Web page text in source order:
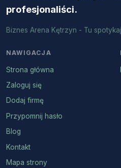
profesjonaliści.
Biznes Arena Kętrzyn - Tu
NAWIGACJA
Strona główna
Zaloguj się
Dodaj firmę
Przypomnij hasło
Blog
Kontakt
Mapa strony